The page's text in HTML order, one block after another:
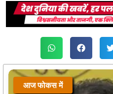
आज फोकस में